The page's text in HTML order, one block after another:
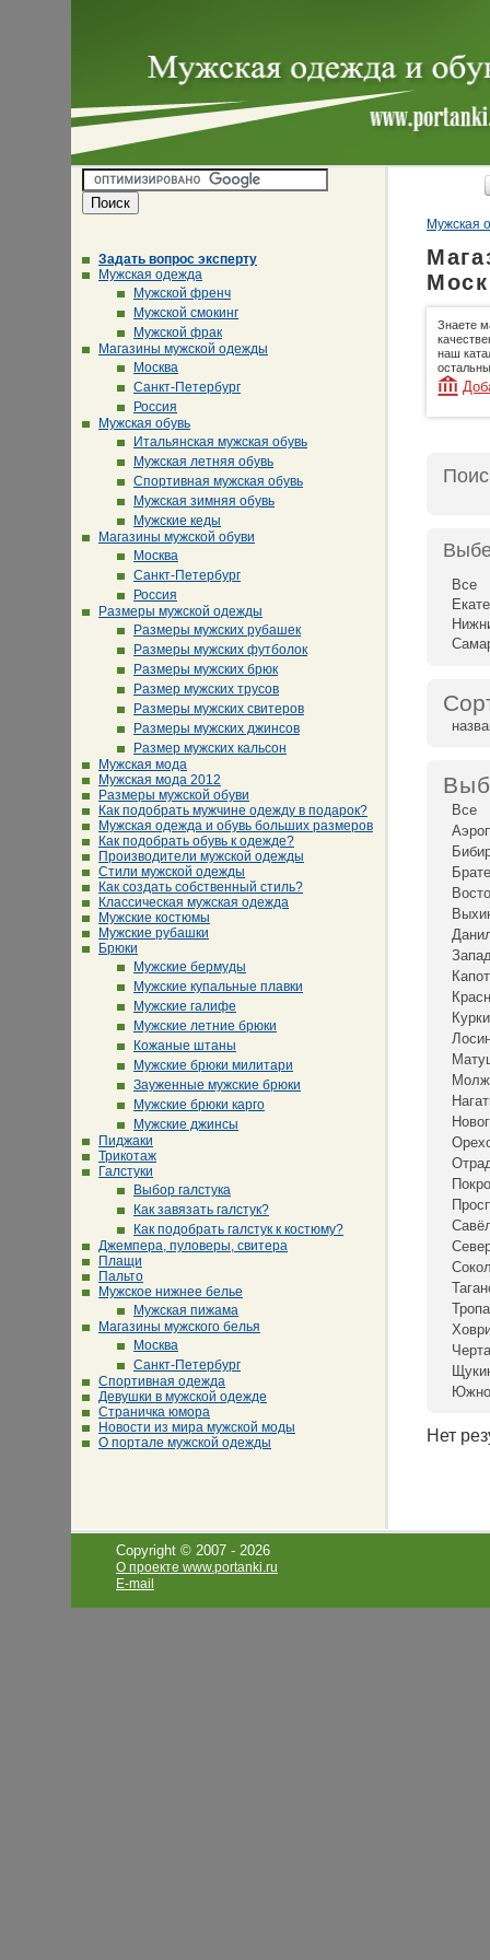
Задать вопрос эксперту
Мужская одежда
Мужской френч
Мужской смокинг
Мужской фрак
Магазины мужской одежды
Москва
Санкт-Петербург
Россия
Мужская обувь
Итальянская мужская обувь
Мужская летняя обувь
Спортивная мужская обувь
Мужская зимняя обувь
Мужские кеды
Магазины мужской обуви
Москва
Санкт-Петербург
Россия
Размеры мужской одежды
Размеры мужских рубашек
Размеры мужских футболок
Размеры мужских брюк
Размер мужских трусов
Размеры мужских свитеров
Размеры мужских джинсов
Размер мужских кальсон
Мужская мода
Мужская мода 2012
Размеры мужской обуви
Как подобрать мужчине одежду в подарок?
Мужская одежда и обувь больших размеров
Как подобрать обувь к одежде?
Производители мужской одежды
Стили мужской одежды
Как создать собственный стиль?
Классическая мужская одежда
Мужские костюмы
Мужские рубашки
Брюки
Мужские бермуды
Мужские купальные плавки
Мужские галифе
Мужские летние брюки
Кожаные штаны
Мужские брюки милитари
Зауженные мужские брюки
Мужские брюки карго
Мужские джинсы
Пиджаки
Трикотаж
Галстуки
Выбор галстука
Как завязать галстук?
Как подобрать галстук к костюму?
Джемпера, пуловеры, свитера
Плащи
Пальто
Мужское нижнее белье
Мужская пижама
Магазины мужского белья
Москва
Санкт-Петербург
Спортивная одежда
Девушки в мужской одежде
Страничка юмора
Новости из мира мужской моды
О портале мужской одежды
Мужская
Знаете
наш
Все
Все
Нет
Copyright © 2007 - 2026
О проекте www.portanki.ru
E-mail